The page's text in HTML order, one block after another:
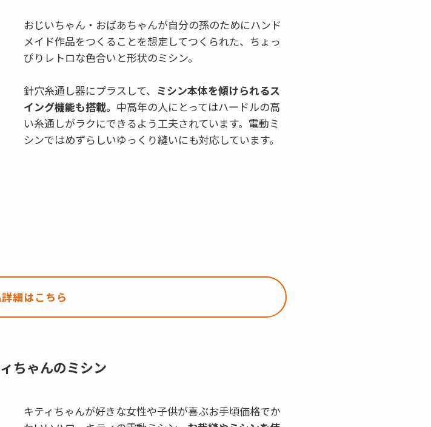
おじいちゃん・おばあちゃんが自分の孫のためにハンド
メイド作品をつくることを想定してつくられた、ちょっ
ぴりレトロな色合いと形状のミシン。
針穴糸通し器にプラスして、 ミシン本体を傾けられるス
イング機能も搭載。 中高年の人にとってはハードルの高
い糸通しがラクにできるよう工夫されています。電動ミ
シンではめずらしいゆっくり縫いにも対応しています。
細はこちら
ちゃんのミシン
キティちゃんが好きな女性や子供が喜ぶお手頃価格でか